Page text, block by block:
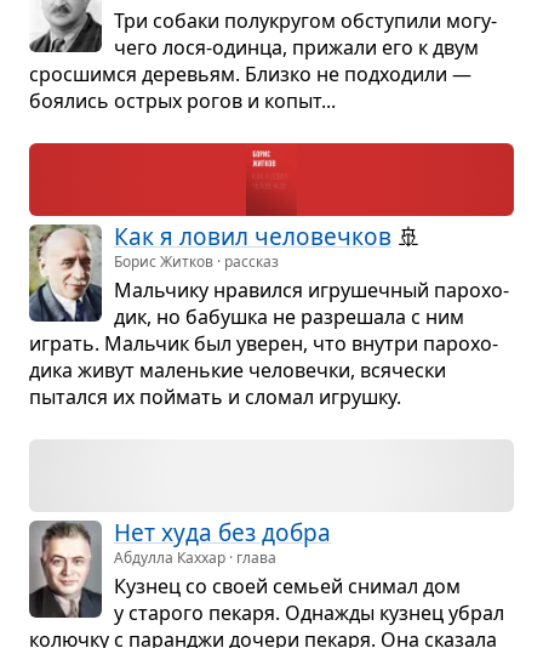
Три собаки полу­кру­гом обсту­пили могу­
чего лося-одинца, при­жали его к двум
срос­шимся дере­вьям. Близко не под­хо­дили —
боя­лись острых рогов и копыт...
Как я ловил чело­веч­ков 🚢
Борис Житков · рассказ
Маль­чику нра­вился игру­шеч­ный паро­хо­
дик, но бабушка не раз­ре­шала с ним
играть. Маль­чик был уве­рен, что вну­три паро­хо­
дика живут малень­кие чело­вечки, вся­че­ски
пытался их поймать и сло­мал игрушку.
Нет худа без добра
Абдулла Каххар · глава
Куз­нец со своей семьей сни­мал дом
у ста­рого пекаря. Одна­жды куз­нец убрал
колючку с паран­джи дочери пекаря. Она ска­зала